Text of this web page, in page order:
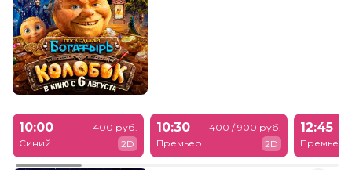
10:00
Синий
400 руб.
2D
10:30
Премьер
400 / 900 руб.
2D
12:45
Премьер